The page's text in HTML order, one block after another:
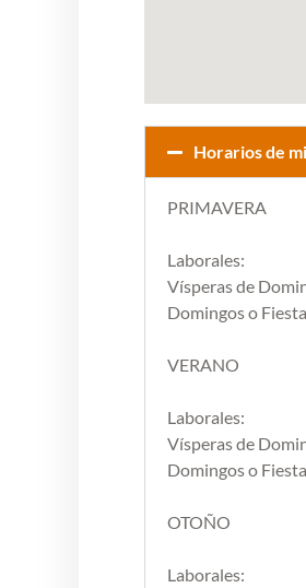
Horarios de
PRIMAVERA
Laborales:
Vísperas de
Domingos o
VERANO
Laborales:
Vísperas de
Domingos o
OTOÑO
Laborales: